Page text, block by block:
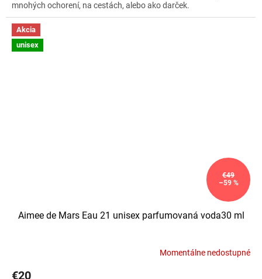
mnohých ochorení, na cestách, alebo ako darček.
Akcia
unisex
€49
–59 %
Aimee de Mars Eau 21 unisex parfumovaná voda30 ml
produktu
Momentálne nedostupné
€20